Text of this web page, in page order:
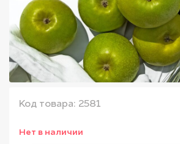
Код товара: 2581
Нет в наличии